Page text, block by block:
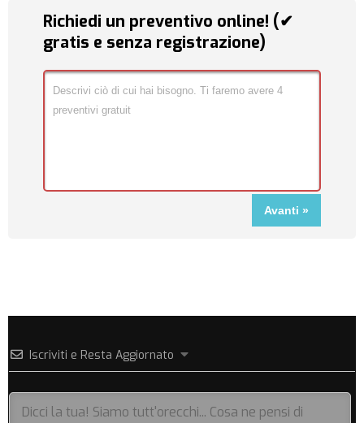
Richiedi un preventivo online! (✔
gratis e senza registrazione)
Iscriviti e Resta Aggiornato